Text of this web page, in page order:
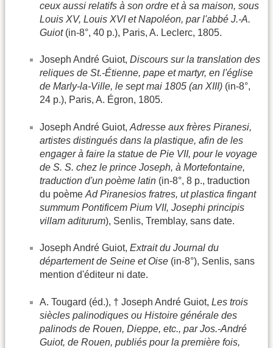
ceux aussi relatifs à son ordre et à sa maison, sous
Louis XV, Louis XVI et Napoléon, par l'abbé J.-A.
Guiot(in-8°, 40 p.), Paris, A. Leclerc, 1805.
Joseph André Guiot, Discours sur la translation des
reliques de St.-Étienne, pape et martyr, en l'église
de Marly-la-Ville, le sept mai 1805 (an XIII) (in-8°,
24 p.), Paris, A. Égron, 1805.
Joseph André Guiot, Adresse aux frères Piranesi,
artistes distingués dans la plastique, afin de les
engager à faire la statue de Pie VII, pour le voyage
de S. S. chez le prince Joseph, à Mortefontaine,
traduction d'un poème latin (in-8°, 8 p., traduction
du poème Ad Piranesios fratres, ut plastica fingant
summum Pontificem Pium VII, Josephi principis
villam aditurum), Senlis, Tremblay, sans date.
Joseph André Guiot, Extrait du Journal du
département de Seine et Oise (in-8°), Senlis, sans
mention d'éditeur ni date.
A. Tougard (éd.), † Joseph André Guiot, Les trois
siècles palinodiques ou Histoire générale des
palinods de Rouen, Dieppe, etc., par Jos.-André
Guiot, de Rouen, publiés pour la première fois,